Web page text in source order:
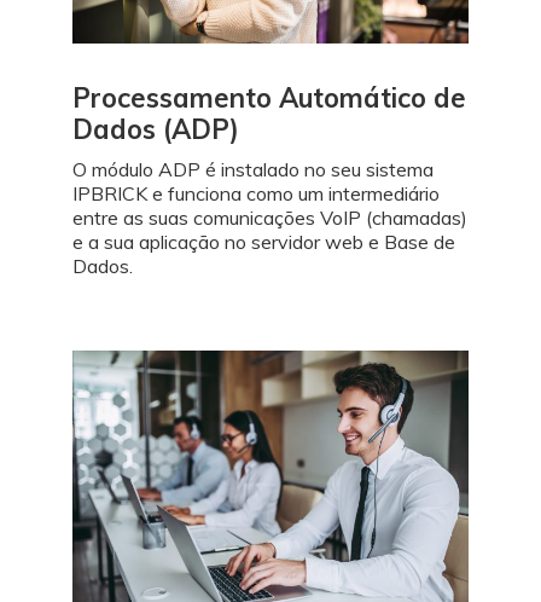
Processamento Automático de
Dados (ADP)
O módulo ADP é instalado no seu sistema
IPBRICK e funciona como um intermediário
entre as suas comunicações VoIP (chamadas)
e a sua aplicação no servidor web e Base de
Dados.